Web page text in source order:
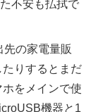
不安も払拭で
の家電量販
りするとまだ
をメインで使
機器と1